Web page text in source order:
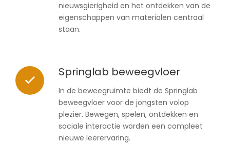
nieuwsgierigheid en het ontdekken van de
eigenschappen van materialen centraal
staan.
Springlab beweegvloer
In de beweegruimte biedt de Springlab
beweegvloer voor de jongsten volop
plezier. Bewegen, spelen, ontdekken en
sociale interactie worden een compleet
nieuwe leerervaring.